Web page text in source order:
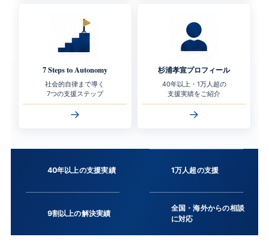
7 Steps to Autonomy
社会的自律まで導く
7つの支援ステップ
→
杉浦孝宣プロフィール
40年以上・1万人超の
支援実績をご紹介
→
40年以上の支援実績 1万人超の支援
9割以上の解決実績
全国・海外からの相談
に対応